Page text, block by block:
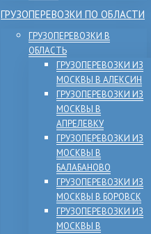
ГРУЗОПЕРЕВОЗКИ ПО ОБЛАСТИ
ГРУЗОПЕРЕВОЗКИ В
ОБЛАСТЬ
ГРУЗОПЕРЕВОЗКИ ИЗ
МОСКВЫ В АЛЕКСИН
ГРУЗОПЕРЕВОЗКИ ИЗ
МОСКВЫ В
АПРЕЛЕВКУ
ГРУЗОПЕРЕВОЗКИ ИЗ
МОСКВЫ В
БАЛАБАНОВО
ГРУЗОПЕРЕВОЗКИ ИЗ
МОСКВЫ В БОРОВСК
ГРУЗОПЕРЕВОЗКИ ИЗ
МОСКВЫ В